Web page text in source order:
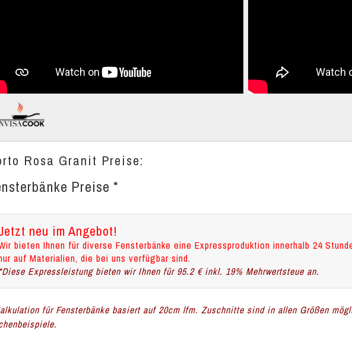
Rosa Granit Preise:
Preise *
neu im Angebot!
bieten Ihnen für diverse Fensterbänke eine Expressproduktion innerhalb 24
auf Materialien, die bei uns verfügbar sind.
*Diese Expressleistung bieten wir Ihnen für 95.2 € inkl. 19% Mehrwertsteue an.
für Fensterbänke basiert auf 20cm lfm. Zuschnitte sind in allen Größen